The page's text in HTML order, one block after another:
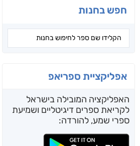
חפש בחנות
אפליקציית ספריאפ
האפליקציה המובילה בישראל
לקריאת ספרים דיגיטליים ושמיעת
ספרי שמע, להורדה: